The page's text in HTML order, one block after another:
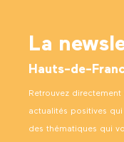
La
Hauts-de-
Retrouvez
actualités positives
des thématiques qui